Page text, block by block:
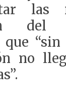
las
del
que
no